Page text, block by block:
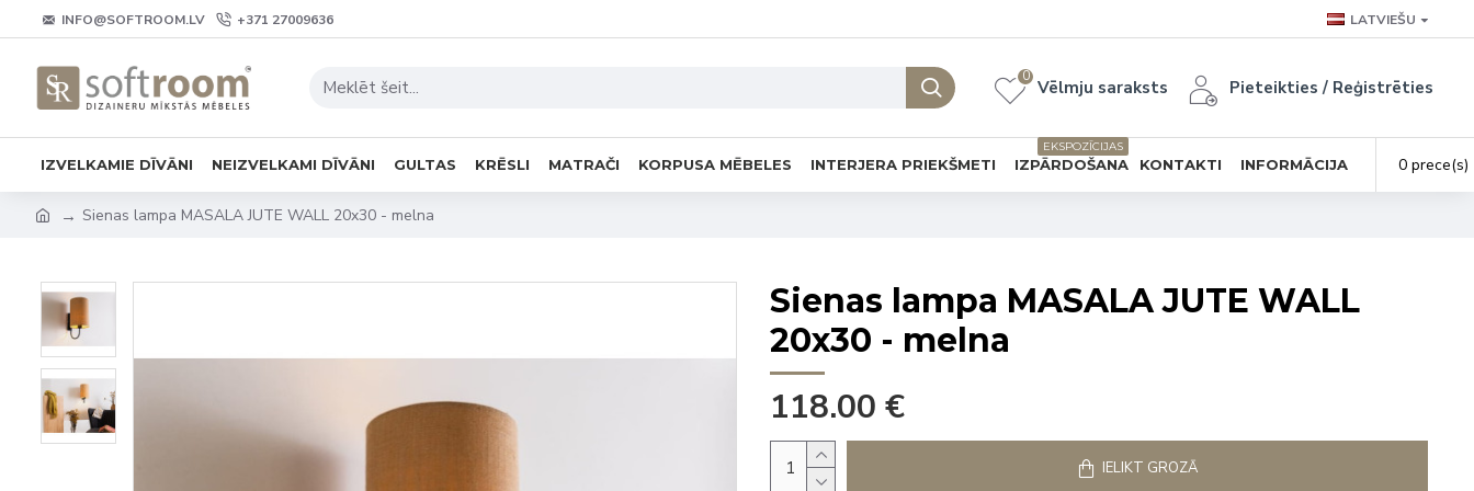
INFO@SOFTROOM.LV +371 27009636 LATVIEŠU
Vēlmju saraksts
0
Pieteikties / Reģistrēties
IZVELKAMIE DĪVĀNI NEIZVELKAMI DĪVĀNI GULTAS KRĒSLI MATRAČI KORPUSA MĒBELES INTERJERA PRIEKŠMETI IZPĀRDOŠANA
EKSPOZĪCIJAS
KONTAKTI INFORMĀCIJA 0
Sienas lampa MASALA JUTE WALL 20x30 - melna
Sienas lampa MASALA JUTE WALL
20x30 - melna
118.00 €
IELIKT GROZĀ